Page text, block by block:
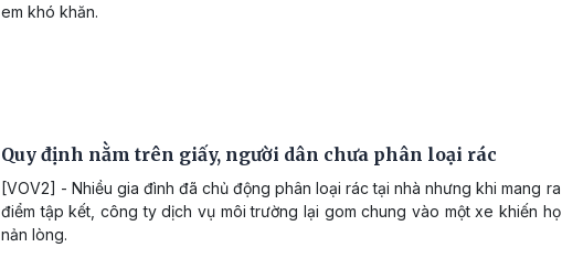
em khó khăn.
Quy định nằm trên giấy, người dân chưa phân loại rác
[VOV2] - Nhiều gia đình đã chủ động phân loại rác tại nhà nhưng khi mang ra
điểm tập kết, công ty dịch vụ môi trường lại gom chung vào một xe khiến họ
nản lòng.